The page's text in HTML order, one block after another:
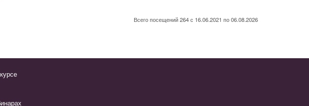
Всего посещений 264 с 16.06.2021 по 06.08.2026